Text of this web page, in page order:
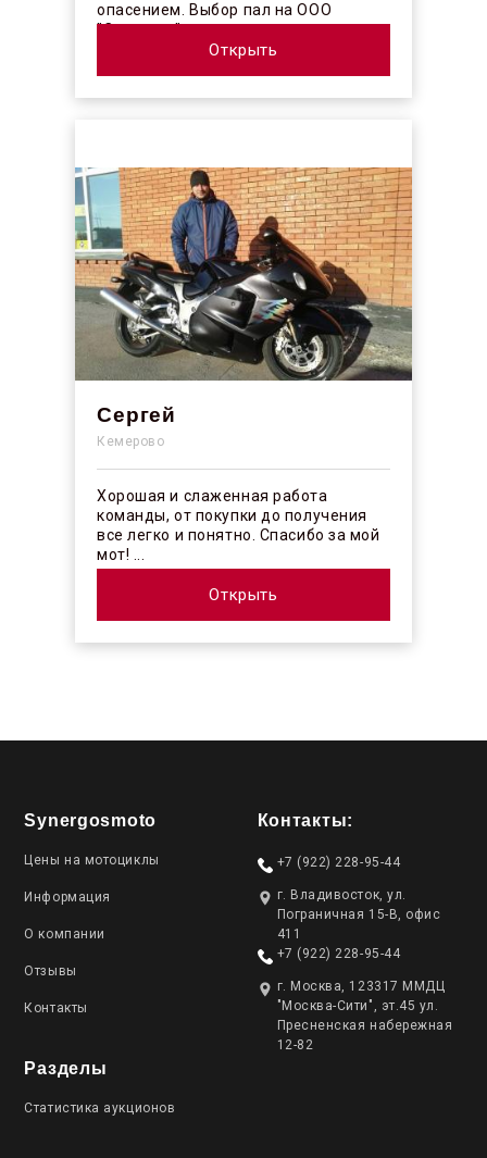
опасением. Выбор пал на ООО
"Синергос" после изучения отзывов в
Открыть
Сергей
Кемерово
Хорошая и слаженная работа
команды, от покупки до получения
все легко и понятно. Спасибо за мой
мот! ...
Открыть
Synergosmoto
Цены на мотоциклы
Информация
О компании
Отзывы
Контакты
Разделы
Статистика аукционов
Контакты:
+7 (922) 228-95-44
г. Владивосток, ул.
Пограничная 15-В, офис
411
+7 (922) 228-95-44
г. Москва, 123317 ММДЦ
"Москва-Сити", эт.45 ул.
Пресненская набережная
12-82